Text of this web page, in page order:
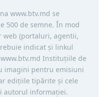
www.btv.md se
500 de semne. În mod
(portaluri, agentii,
indicat şi linkul
Instituţiile de
imagini pentru emisiuni
ediţiile tipărite și cele
autorul informaţiei.